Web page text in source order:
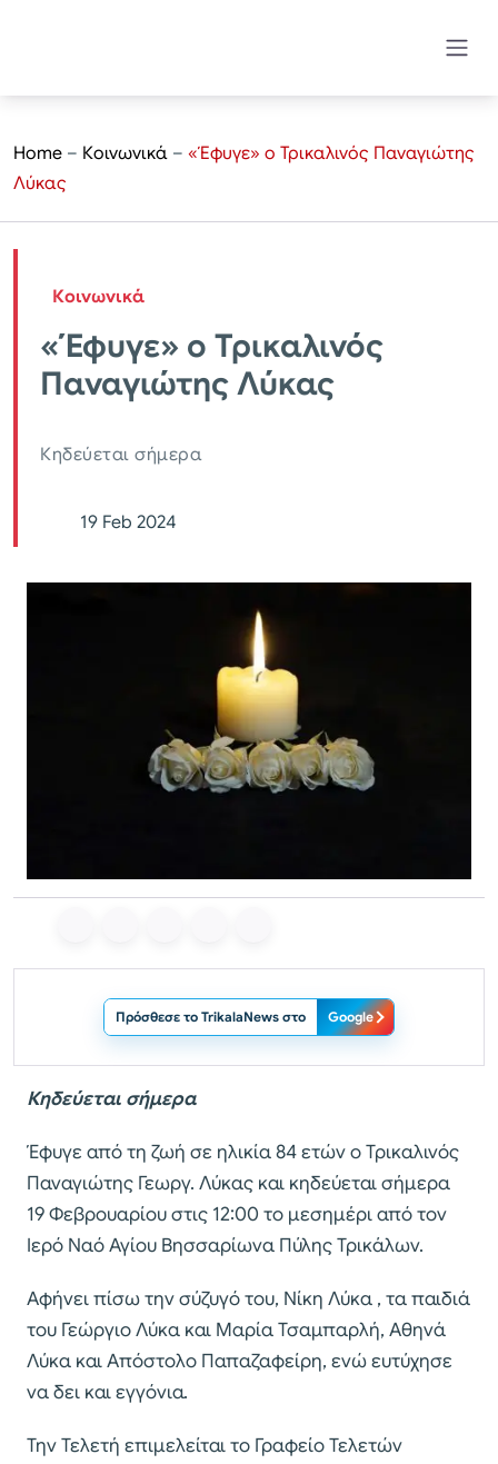
Home – Κοινωνικά – «Έφυγε» ο Τρικαλινός Παναγιώτης
Λύκας
Κοινωνικά
«Έφυγε» ο Τρικαλινός
Παναγιώτης Λύκας
Κηδεύεται σήμερα
19 Feb 2024
Πρόσθεσε το TrikalaNews στο Google
Κηδεύεται σήμερα
Έφυγε από τη ζωή σε ηλικία 84 ετών ο Τρικαλινός
Παναγιώτης Γεωργ. Λύκας και κηδεύεται σήμερα
19 Φεβρουαρίου στις 12:00 το μεσημέρι από τον
Ιερό Ναό Αγίου Βησσαρίωνα Πύλης Τρικάλων.
Αφήνει πίσω την σύζυγό του, Νίκη Λύκα , τα παιδιά
του Γεώργιο Λύκα και Μαρία Τσαμπαρλή, Αθηνά
Λύκα και Απόστολο Παπαζαφείρη, ενώ ευτύχησε
να δει και εγγόνια.
Την Τελετή επιμελείται το Γραφείο Τελετών